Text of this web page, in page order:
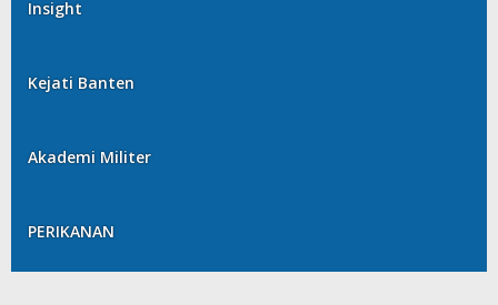
Insight
Kejati Banten
Akademi Militer
PERIKANAN